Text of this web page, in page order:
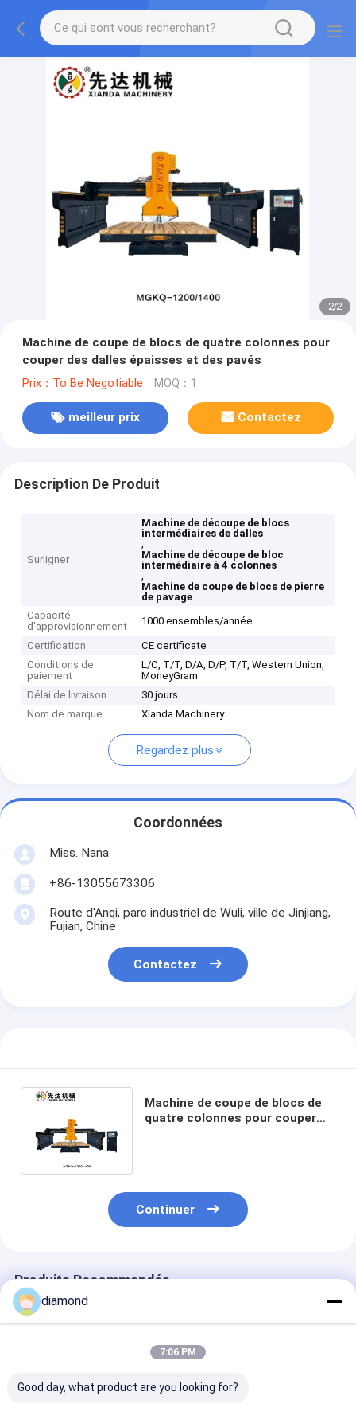
2/2
Machine de coupe de blocs de quatre colonnes pour
couper des dalles épaisses et des pavés
Prix：To Be Negotiable MOQ：1
meilleur prix Contactez
Description De Produit
Surligner
Machine de découpe de blocs
intermédiaires de dalles
,
Machine de découpe de bloc
intermédiaire à 4 colonnes
,
Machine de coupe de blocs de pierre
de pavage
Capacité
d'approvisionnement
1000 ensembles/année
Certification
CE certificate
Conditions de
paiement
L/C, T/T, D/A, D/P, T/T, Western Union,
MoneyGram
Délai de livraison
30 jours
Nom de marque
Xianda Machinery
Regardez plus
Coordonnées
Miss. Nana
+86-13055673306
Route d'Anqi, parc industriel de Wuli, ville de Jinjiang,
Fujian, Chine
Contactez
Machine de coupe de blocs de
quatre colonnes pour couper
Continuer
Produits Recommandés
diamond
7:06 PM
Good day, what product are you looking for?